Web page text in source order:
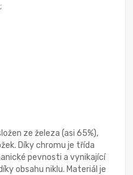
ze železa (asi 65%),
Díky chromu je třída
pevnosti a vynikající
obsahu niklu. Materiál je